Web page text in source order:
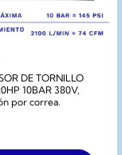
DE TORNILLO
10BAR 380V,
por correa.